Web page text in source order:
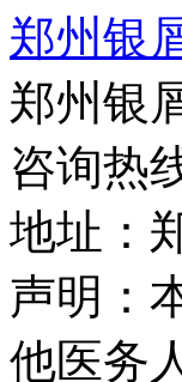
郑州银
郑州银
咨询热
地址：
声明：
他医务